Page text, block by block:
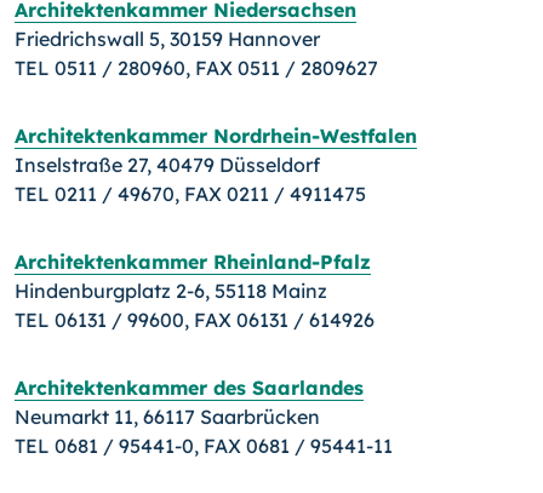
Architektenkammer Niedersachsen
Friedrichswall 5, 30159 Hannover
TEL 0511 / 280960, FAX 0511 / 2809627
Architektenkammer Nordrhein-Westfalen
Inselstraße 27, 40479 Düsseldorf
TEL 0211 / 49670, FAX 0211 / 4911475
Architektenkammer Rheinland-Pfalz
Hindenburgplatz 2-6, 55118 Mainz
TEL 06131 / 99600, FAX 06131 / 614926
Architektenkammer des Saarlandes
Neumarkt 11, 66117 Saarbrücken
TEL 0681 / 95441-0, FAX 0681 / 95441-11